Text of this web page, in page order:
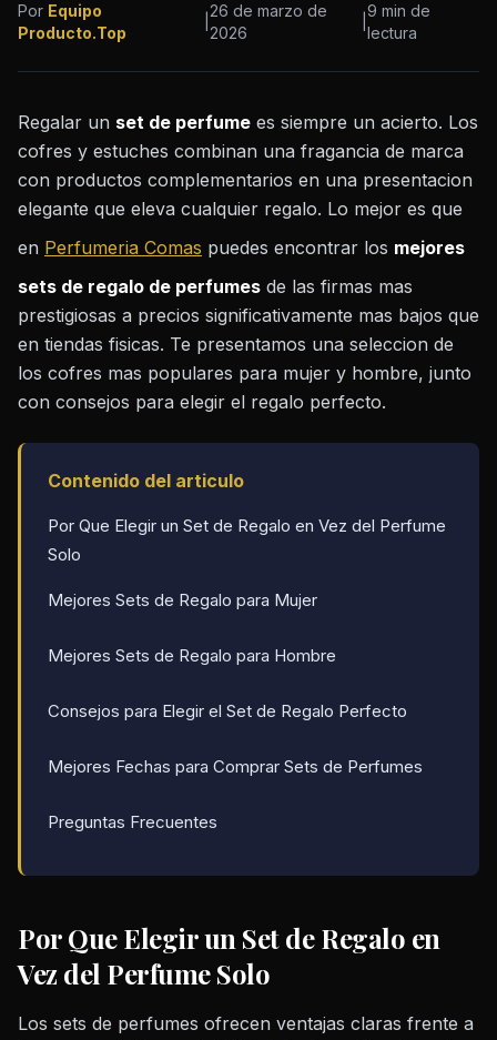
Por Equipo
Producto.Top
|
26 de marzo de
2026
9 min de
lectura
Regalar un set de perfume es siempre un acierto. Los
cofres y estuches combinan una fragancia de marca
con productos complementarios en una presentacion
elegante que eleva cualquier regalo. Lo mejor es que
en Perfumeria Comas puedes encontrar los mejores
sets de regalo de perfumes de las firmas mas
prestigiosas a precios significativamente mas bajos que
en tiendas fisicas. Te presentamos una seleccion de
los cofres mas populares para mujer y hombre, junto
con consejos para elegir el regalo perfecto.
Contenido del articulo
Por Que Elegir un Set de Regalo en Vez del Perfume
Solo
Mejores Sets de Regalo para Mujer
Mejores Sets de Regalo para Hombre
Consejos para Elegir el Set de Regalo Perfecto
Mejores Fechas para Comprar Sets de Perfumes
Preguntas Frecuentes
Por Que Elegir un Set de Regalo en
Vez del Perfume Solo
Los sets de perfumes ofrecen ventajas claras frente a